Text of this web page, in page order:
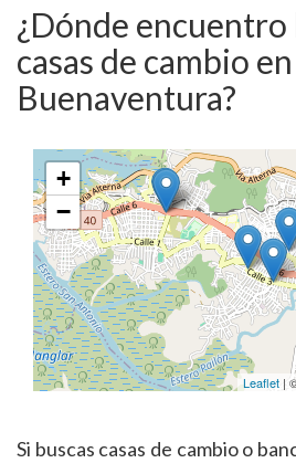
¿Dónde encuentro
casas de cambio en
Buenaventura?
+
−
Leaflet |
Si buscas casas de cambio o